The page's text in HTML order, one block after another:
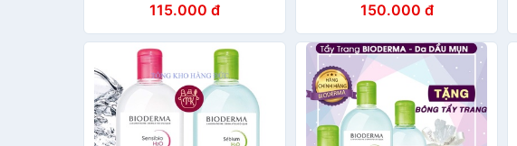
Sensibio 100ml Pháp - Trung
Đông Pharmacy
115.000 đ 150.000 đ